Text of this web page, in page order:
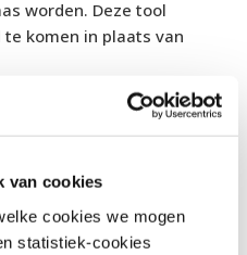
van cookies
cookies we mogen
statistiek-cookies
worden. Deze tool
komen in plaats van